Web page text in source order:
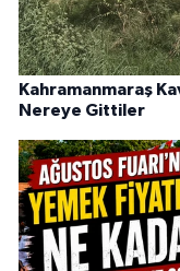
Kahramanmaraş
Nereye Gittiler